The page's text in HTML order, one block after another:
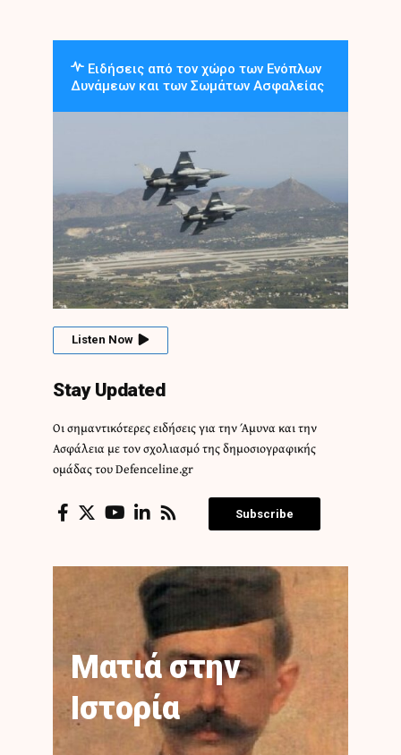
Ειδήσεις από τον χώρο των Ενόπλων
Δυνάμεων και των Σωμάτων Ασφαλείας
Listen Now
Stay Updated
Οι σημαντικότερες ειδήσεις για την Άμυνα και την
Ασφάλεια με τον σχολιασμό της δημοσιογραφικής
ομάδας του Defenceline.gr
Subscribe
Ματιά στην
Ιστορία